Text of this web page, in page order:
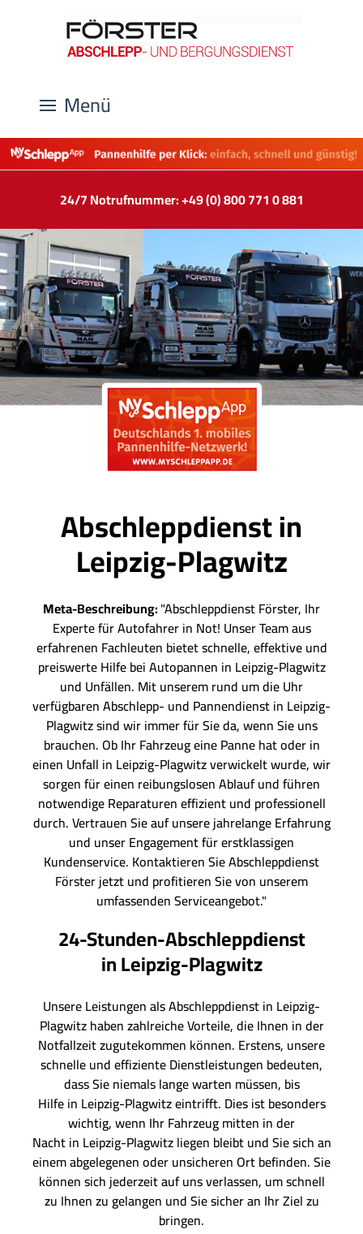
Menü
24/7 Notrufnummer: +49 (0) 800 771 0 881
Abschleppdienst in
Leipzig-Plagwitz
Meta-Beschreibung:"Abschleppdienst Förster, Ihr
Experte für Autofahrer in Not! Unser Team aus
erfahrenen Fachleuten bietet schnelle, effektive und
preiswerte Hilfe bei Autopannen in Leipzig-Plagwitz
und Unfällen. Mit unserem rund um die Uhr
verfügbaren Abschlepp- und Pannendienst in Leipzig-
Plagwitz sind wir immer für Sie da, wenn Sie uns
brauchen. Ob Ihr Fahrzeug eine Panne hat oder in
einen Unfall in Leipzig-Plagwitz verwickelt wurde, wir
sorgen für einen reibungslosen Ablauf und führen
notwendige Reparaturen effizient und professionell
durch. Vertrauen Sie auf unsere jahrelange Erfahrung
und unser Engagement für erstklassigen
Kundenservice. Kontaktieren Sie Abschleppdienst
Förster jetzt und profitieren Sie von unserem
umfassenden Serviceangebot."
24-Stunden-Abschleppdienst
in Leipzig-Plagwitz
Unsere Leistungen als Abschleppdienst in Leipzig-
Plagwitz haben zahlreiche Vorteile, die Ihnen in der
Notfallzeit zugutekommen können. Erstens, unsere
schnelle und effiziente Dienstleistungen bedeuten,
dass Sie niemals lange warten müssen, bis
Hilfe in Leipzig-Plagwitz eintrifft. Dies ist besonders
wichtig, wenn Ihr Fahrzeug mitten in der
Nacht in Leipzig-Plagwitz liegen bleibt und Sie sich an
einem abgelegenen oder unsicheren Ort befinden. Sie
können sich jederzeit auf uns verlassen, um schnell
zu Ihnen zu gelangen und Sie sicher an Ihr Ziel zu
bringen.